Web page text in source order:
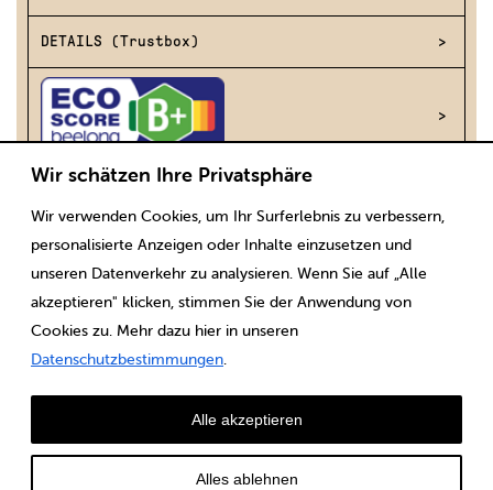
Wir schätzen Ihre Privatsphäre
Wir verwenden Cookies, um Ihr Surferlebnis zu verbessern,
personalisierte Anzeigen oder Inhalte einzusetzen und
unseren Datenverkehr zu analysieren. Wenn Sie auf „Alle
akzeptieren" klicken, stimmen Sie der Anwendung von
Cookies zu. Mehr dazu hier in unseren
Datenschutzbestimmungen
Alles ablehnen
Alle akzeptieren
DETAILS (Trustbox)
Scaricare Note legali CGV Protezione dei dati